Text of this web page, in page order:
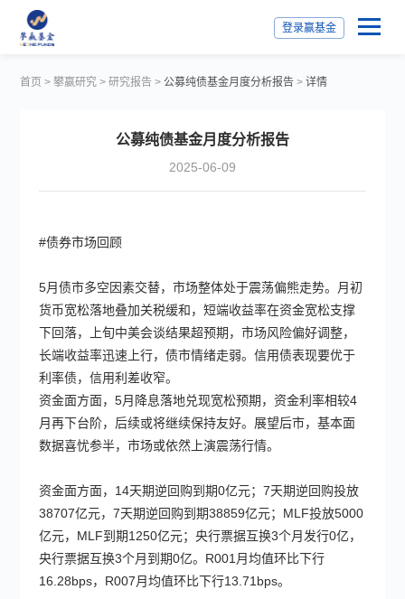
登录赢基金
首页 >攀赢研究 >研究报告 >公募纯债基金月度分析报告 >详情
公募纯债基金月度分析报告
2025-06-09
#债券市场回顾
5月债市多空因素交替，市场整体处于震荡偏熊走势。月初
货币宽松落地叠加关税缓和，短端收益率在资金宽松支撑
下回落，上旬中美会谈结果超预期，市场风险偏好调整，
长端收益率迅速上行，债市情绪走弱。信用债表现要优于
利率债，信用利差收窄。
资金面方面，5月降息落地兑现宽松预期，资金利率相较4
月再下台阶，后续或将继续保持友好。展望后市，基本面
数据喜忧参半，市场或依然上演震荡行情。
资金面方面，14天期逆回购到期0亿元；7天期逆回购投放
38707亿元，7天期逆回购到期38859亿元；MLF投放5000
亿元，MLF到期1250亿元；央行票据互换3个月发行0亿，
央行票据互换3个月到期0亿。R001月均值环比下行
16.28bps，R007月均值环比下行13.71bps。